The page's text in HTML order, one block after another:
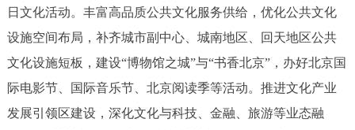
日文化活动。丰富高品质公共文化服务供给，优化公共文化
设施空间布局，补齐城市副中心、城南地区、回天地区公共
文化设施短板，建设“博物馆之城”与“书香北京”，办好北京国
际电影节、国际音乐节、北京阅读季等活动。推进文化产业
发展引领区建设，深化文化与科技、金融、旅游等业态融